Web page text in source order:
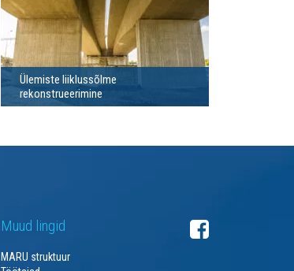
Ülemiste liiklussõlme
rekonstrueerimine
Muud lingid
MARU struktuur